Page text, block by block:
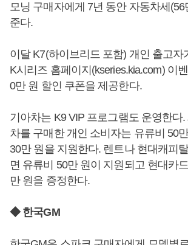
모닝 구매자에게 7년 동안 자동차세(56
준다.
이달 K7(하이브리드 포함) 개인 출고자
K시리즈 홈페이지(kseries.kia.com) 이
0만 원 할인 쿠폰을 제공한다.
기아차는 K9 VIP 프로그램도 운영한다
차를 구매한 개인 소비자는 유류비 50
30만 원을 지원한다. 렌트나 현대캐피
면 유류비 50만 원이 지원되고 현대카
만 원을 증정한다.
◆ 한국GM